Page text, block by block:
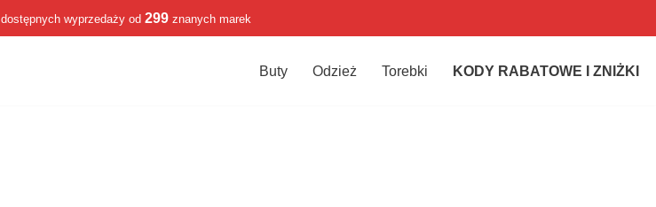
dostępnych wyprzedaży od 299 znanych marek
Buty Odzież Torebki KODY RABATOWE I ZNIŻKI